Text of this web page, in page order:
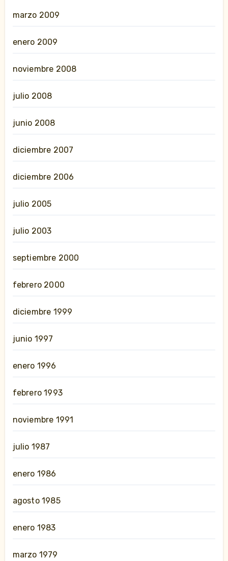
marzo 2009
enero 2009
noviembre 2008
julio 2008
junio 2008
diciembre 2007
diciembre 2006
julio 2005
julio 2003
septiembre 2000
febrero 2000
diciembre 1999
junio 1997
enero 1996
febrero 1993
noviembre 1991
julio 1987
enero 1986
agosto 1985
enero 1983
marzo 1979